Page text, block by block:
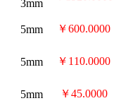
3mm
￥1520.0000
5mm-